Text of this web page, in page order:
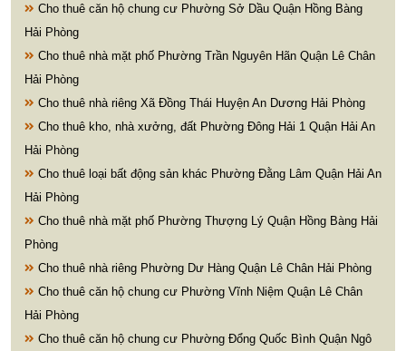
Cho thuê căn hộ chung cư Phường Sở Dầu Quận Hồng Bàng
Hải Phòng
Cho thuê nhà mặt phố Phường Trần Nguyên Hãn Quận Lê Chân
Hải Phòng
Cho thuê nhà riêng Xã Đồng Thái Huyện An Dương Hải Phòng
Cho thuê kho, nhà xưởng, đất Phường Đông Hải 1 Quận Hải An
Hải Phòng
Cho thuê loại bất động sản khác Phường Đằng Lâm Quận Hải An
Hải Phòng
Cho thuê nhà mặt phố Phường Thượng Lý Quận Hồng Bàng Hải
Phòng
Cho thuê nhà riêng Phường Dư Hàng Quận Lê Chân Hải Phòng
Cho thuê căn hộ chung cư Phường Vĩnh Niệm Quận Lê Chân
Hải Phòng
Cho thuê căn hộ chung cư Phường Đổng Quốc Bình Quận Ngô